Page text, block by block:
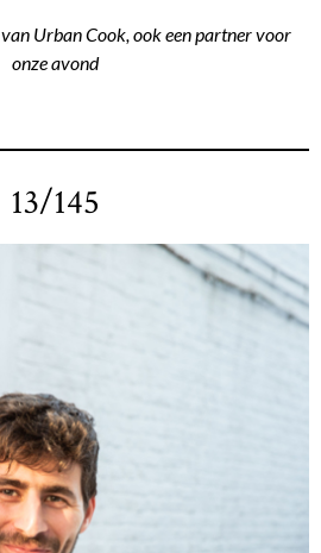
Urban Cook, ook een partner voor
onze avond
13/145